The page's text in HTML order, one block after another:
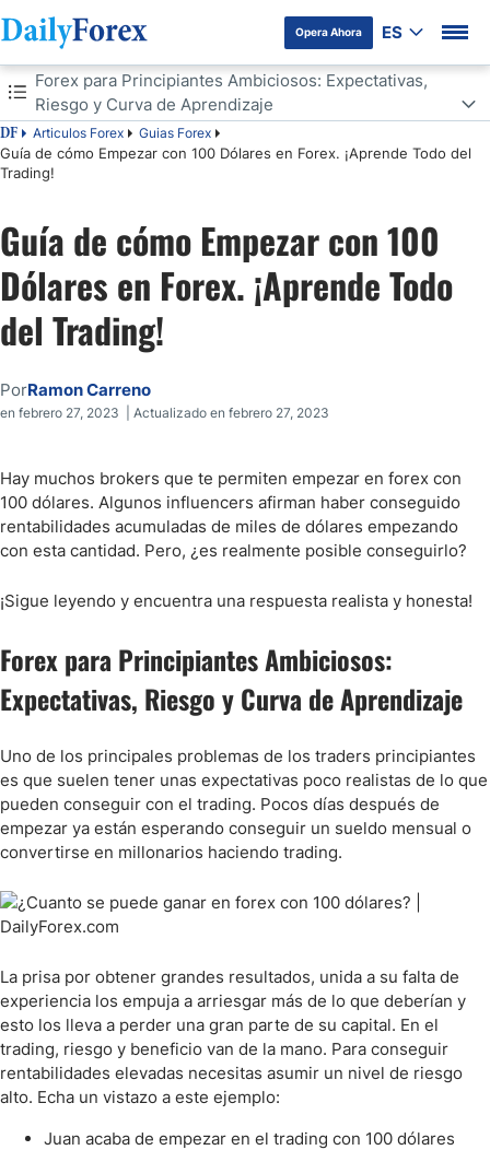
Opera Ahora ES
Tabla de contenidos
DF Articulos Forex Guias Forex
Guía de cómo Empezar con 100 Dólares en Forex. ¡Aprende Todo del
Trading!
Forex para Principiantes Ambiciosos: Expectativas,
Riesgo y Curva de Aprendizaje
Forex para Principiantes Ambiciosos: Expectativas, Riesgo y Curva
de Aprendizaje
¿Cuánto Gana un Principiante en Forex? La realidad Detrás de las
Redes Sociales
Sobre esos Traders que Empezaron con 100 USD y los Convirtieron
en Varios Miles
Cómo Empezar en el Mundo del Forex
¿Cuáles son los riesgos potenciales asociados al comercio de
divisas?
Principiantes
En Resumen
Guía de cómo Empezar con 100
Dólares en Forex. ¡Aprende Todo
del Trading!
PorRamon Carreno
en febrero 27, 2023 | Actualizado en febrero 27, 2023
Hay muchos brokers que te permiten empezar en forex con
100 dólares. Algunos influencers afirman haber conseguido
rentabilidades acumuladas de miles de dólares empezando
con esta cantidad. Pero, ¿es realmente posible conseguirlo?
¡Sigue leyendo y encuentra una respuesta realista y honesta!
Forex para Principiantes Ambiciosos:
Expectativas, Riesgo y Curva de Aprendizaje
Uno de los principales problemas de los traders principiantes
es que suelen tener unas expectativas poco realistas de lo que
pueden conseguir con el trading. Pocos días después de
empezar ya están esperando conseguir un sueldo mensual o
convertirse en millonarios haciendo trading.
La prisa por obtener grandes resultados, unida a su falta de
experiencia los empuja a arriesgar más de lo que deberían y
esto los lleva a perder una gran parte de su capital. En el
trading, riesgo y beneficio van de la mano. Para conseguir
rentabilidades elevadas necesitas asumir un nivel de riesgo
alto. Echa un vistazo a este ejemplo:
Juan acaba de empezar en el trading con 100 dólares